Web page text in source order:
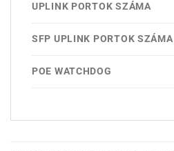
UPLINK PORTOK SZÁMA
SFP UPLINK PORTOK SZÁMA
POE WATCHDOG